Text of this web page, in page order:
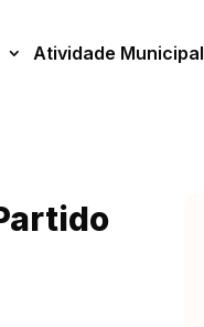
Atividade Municipal